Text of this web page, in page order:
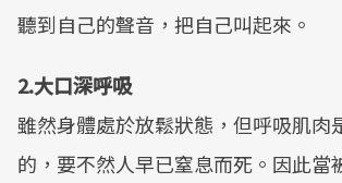
聽到自己的聲音，把自己叫起來。
2.大口深呼吸
雖然身體處於放鬆狀態，但呼吸肌肉
的，要不然人早已窒息而死。因此當